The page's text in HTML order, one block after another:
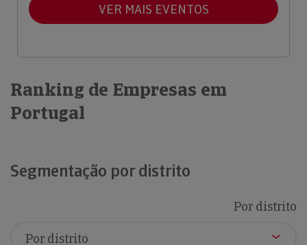
VER MAIS EVENTOS
Ranking de Empresas em
Portugal
Segmentação por distrito
Por distrito